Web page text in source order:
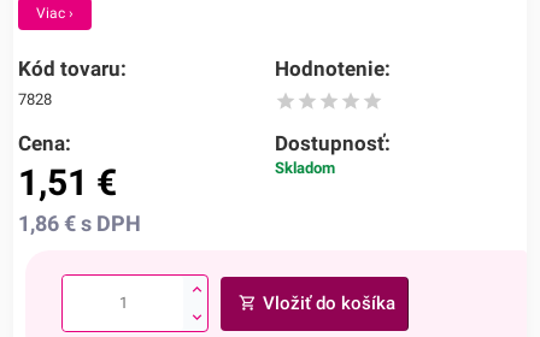
Viac ›
Kód tovaru:
7828
Hodnotenie:
Cena:
1,51 €
1,86€ s DPH
Dostupnosť:
Skladom
Vložiť do košíka